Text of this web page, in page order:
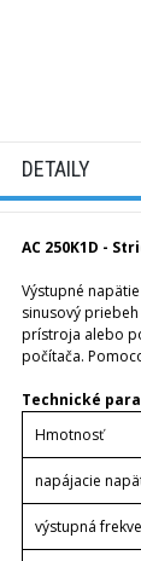
DETAILY
AC 250K1D -
Výstupné
sinusový priebeh
prístroja alebo
počítača.
Technické
Hmotnosť
napájacie
výstupná